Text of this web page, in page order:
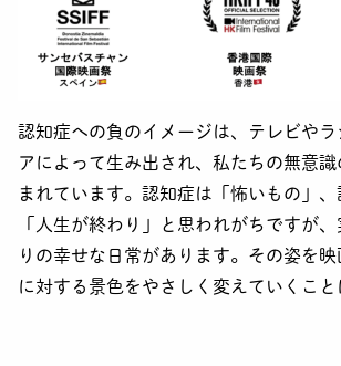
認知症への負のイメージは、テレビやラ
アによって生み出され、私たちの無意
まれています。認知症は「怖いもの」
「人生が終わり」と思われがちですが
りの幸せな日常があります。その姿を
に対する景色をやさしく変えていくこと